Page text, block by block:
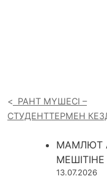
РАНТ МҮШЕСІ –
СТУДЕНТТЕРМЕН
МАМЛЮТ
13.07.2026